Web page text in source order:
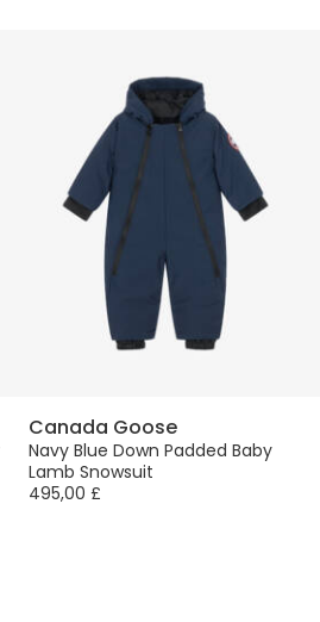
Canada Goose
Navy Blue Down Padded Baby
Lamb Snowsuit
495,00 £